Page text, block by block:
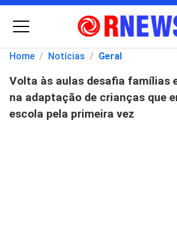
Menu
Pesquisar
por:
Home / Notícias / Geral
Volta às aulas desafia famílias
na adaptação de crianças que
escola pela primeira vez